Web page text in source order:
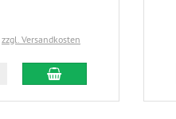
zzgl. Versandkosten
In den Warenkorb